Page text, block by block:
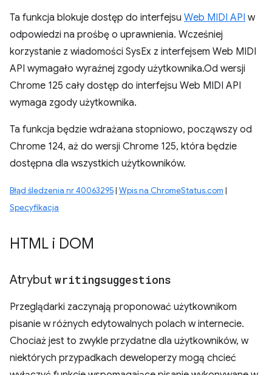
Ta funkcja blokuje dostęp do interfejsu Web MIDI API w
odpowiedzi na prośbę o uprawnienia. Wcześniej
korzystanie z wiadomości SysEx z interfejsem Web MIDI
API wymagało wyraźnej zgody użytkownika.Od wersji
Chrome 125 cały dostęp do interfejsu Web MIDI API
wymaga zgody użytkownika.
Ta funkcja będzie wdrażana stopniowo, począwszy od
Chrome 124, aż do wersji Chrome 125, która będzie
dostępna dla wszystkich użytkowników.
Błąd śledzenia nr 40063295| Wpis na ChromeStatus.com |
Specyfikacja
HTML i DOM
Atrybut writingsuggestions
Przeglądarki zaczynają proponować użytkownikom
pisanie w różnych edytowalnych polach w internecie.
Chociaż jest to zwykle przydatne dla użytkowników, w
niektórych przypadkach deweloperzy mogą chcieć